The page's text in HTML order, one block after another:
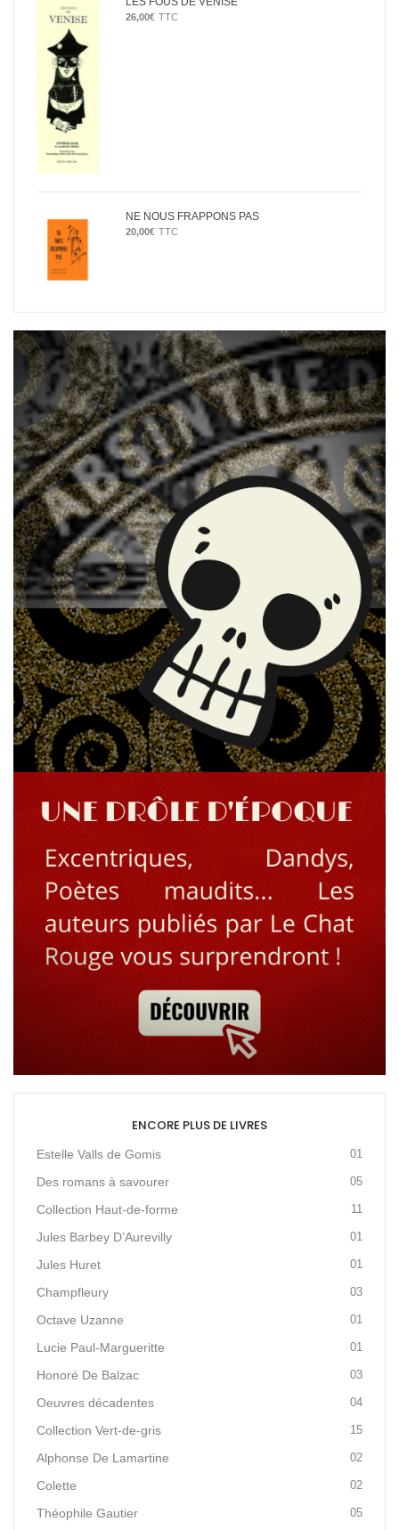
26,00€ TTC
NE NOUS FRAPPONS PAS
20,00€ TTC
ENCORE PLUS DE LIVRES
Estelle Valls de Gomis 01
Des romans à savourer 05
Collection Haut-de-forme 11
Jules Barbey D’Aurevilly 01
Jules Huret 01
Champfleury 03
Octave Uzanne 01
Lucie Paul-Margueritte 01
Honoré De Balzac 03
Oeuvres décadentes 04
Collection Vert-de-gris 15
Alphonse De Lamartine 02
Colette 02
Théophile Gautier 05